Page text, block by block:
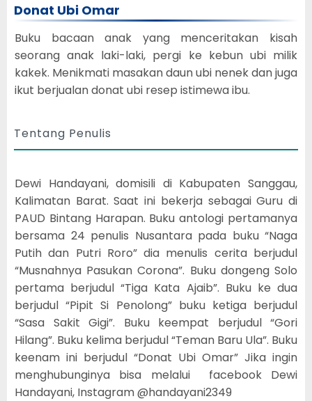
Donat Ubi Omar
Buku bacaan anak yang menceritakan kisah
seorang anak laki-laki, pergi ke kebun ubi milik
kakek. Menikmati masakan daun ubi nenek dan juga
ikut berjualan donat ubi resep istimewa ibu.
Tentang Penulis
Dewi Handayani, domisili di Kabupaten Sanggau,
Kalimatan Barat. Saat ini bekerja sebagai Guru di
PAUD Bintang Harapan. Buku antologi pertamanya
bersama 24 penulis Nusantara pada buku “Naga
Putih dan Putri Roro” dia menulis cerita berjudul
“Musnahnya Pasukan Corona”. Buku dongeng Solo
pertama berjudul “Tiga Kata Ajaib”. Buku ke dua
berjudul “Pipit Si Penolong” buku ketiga berjudul
“Sasa Sakit Gigi”. Buku keempat berjudul “Gori
Hilang”. Buku kelima berjudul “Teman Baru Ula”. Buku
keenam ini berjudul “Donat Ubi Omar” Jika ingin
menghubunginya bisa melalui facebook Dewi
Handayani, Instagram @handayani2349